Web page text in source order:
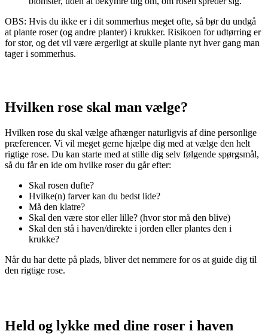
OBS: Hvis du ikke er i dit sommerhus meget ofte, så bør du undgå
at plante roser (og andre planter) i krukker. Risikoen for udtørring er
for stor, og det vil være ærgerligt at skulle plante nyt hver gang man
tager i sommerhus.
Hvilken rose skal man vælge?
Hvilken rose du skal vælge afhænger naturligvis af dine personlige
præferencer. Vi vil meget gerne hjælpe dig med at vælge den helt
rigtige rose. Du kan starte med at stille dig selv følgende spørgsmål,
så du får en ide om hvilke roser du går efter:
Skal rosen dufte?
Hvilke(n) farver kan du bedst lide?
Må den klatre?
Skal den være stor eller lille? (hvor stor må den blive)
Skal den stå i haven/direkte i jorden eller plantes den i
krukke?
Når du har dette på plads, bliver det nemmere for os at guide dig til
den rigtige rose.
Held og lykke med dine roser i haven